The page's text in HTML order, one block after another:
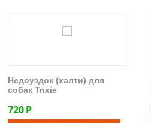
Недоуздок (халти) для
собак Trixie
720Р